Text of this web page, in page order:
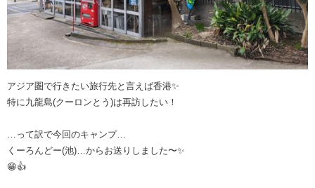
アジア圏で行きたい旅行先と言えば香港✨
特に九龍島(クーロンとう)は再訪したい！
…って訳で今回のキャンプ…
くーろんどー(池)…からお送りしました〜✨
😁👍